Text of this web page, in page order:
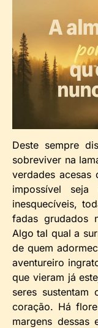
Deste sempre
sobreviver na
verdades acesas
impossível
inesquecíveis,
fadas grudados
Algo tal qual a
de quem
aventureiro
que vieram já
seres
coração. Há
margens dessas